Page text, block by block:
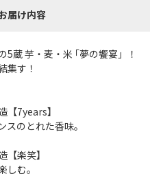
届け内容
5蔵 芋・麦・米 ｢夢の饗宴」！
集す！
7years】
スのとれた香味。
楽笑】
しむ。